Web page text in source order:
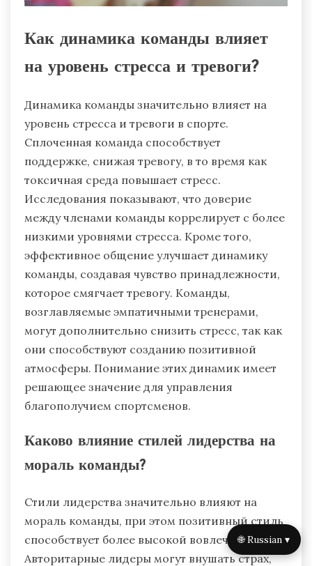
Как динамика команды влияет
на уровень стресса и тревоги?
Динамика команды значительно влияет на
уровень стресса и тревоги в спорте.
Сплоченная команда способствует
поддержке, снижая тревогу, в то время как
токсичная среда повышает стресс.
Исследования показывают, что доверие
между членами команды коррелирует с более
низкими уровнями стресса. Кроме того,
эффективное общение улучшает динамику
команды, создавая чувство принадлежности,
которое смягчает тревогу. Команды,
возглавляемые эмпатичными тренерами,
могут дополнительно снизить стресс, так как
они способствуют созданию позитивной
атмосферы. Понимание этих динамик имеет
решающее значение для управления
благополучием спортсменов.
Каково влияние стилей лидерства на
мораль команды?
Стили лидерства значительно влияют на
мораль команды, при этом позитивный стиль
способствует более высокой вовлеченности.
Авторитарные лидеры могут внушать страх,
🌐 Russian ▾